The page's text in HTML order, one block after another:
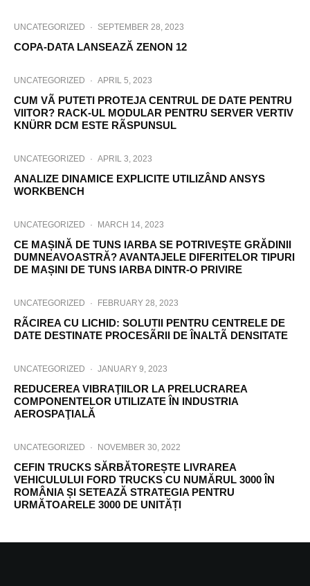
UNCATEGORIZED · SEPTEMBER 28, 2023
COPA-DATA LANSEAZĂ ZENON 12
UNCATEGORIZED · APRIL 5, 2023
CUM VÃ PUTETI PROTEJA CENTRUL DE DATE PENTRU
VIITOR? RACK-UL MODULAR PENTRU SERVER VERTIV
KNÜRR DCM ESTE RÃSPUNSUL
UNCATEGORIZED · APRIL 3, 2023
ANALIZE DINAMICE EXPLICITE UTILIZÂND ANSYS
WORKBENCH
UNCATEGORIZED · MARCH 14, 2023
CE MAȘINĂ DE TUNS IARBA SE POTRIVEȘTE GRĂDINII
DUMNEAVOASTRĂ? AVANTAJELE DIFERITELOR TIPURI
DE MAȘINI DE TUNS IARBA DINTR-O PRIVIRE
UNCATEGORIZED · FEBRUARY 28, 2023
RÃCIREA CU LICHID: SOLUTII PENTRU CENTRELE DE
DATE DESTINATE PROCESÃRII DE ÎNALTÃ DENSITATE
UNCATEGORIZED · JANUARY 9, 2023
REDUCEREA VIBRAŢIILOR LA PRELUCRAREA
COMPONENTELOR UTILIZATE ÎN INDUSTRIA
AEROSPAŢIALĂ
UNCATEGORIZED · NOVEMBER 30, 2022
CEFIN TRUCKS SĂRBĂTOREȘTE LIVRAREA
VEHICULULUI FORD TRUCKS CU NUMĂRUL 3000 ÎN
ROMÂNIA ȘI SETEAZĂ STRATEGIA PENTRU
URMĂTOARELE 3000 DE UNITĂȚI